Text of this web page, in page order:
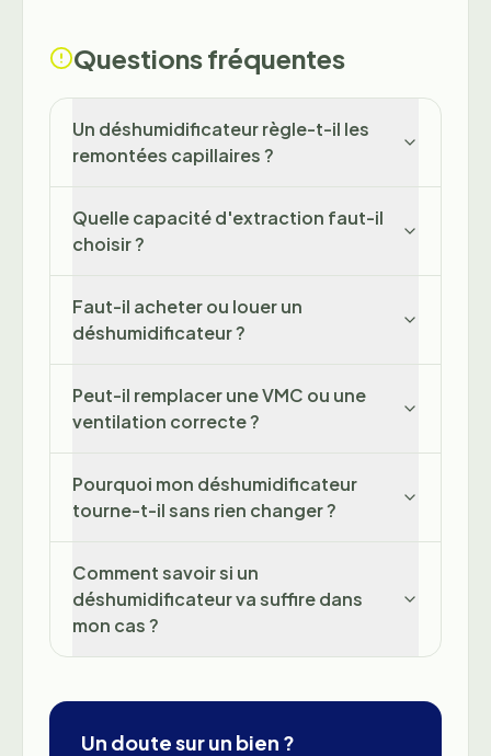
Questions fréquentes
Un déshumidificateur règle-t-il les
remontées capillaires ?
Quelle capacité d'extraction faut-il
choisir ?
Faut-il acheter ou louer un
déshumidificateur ?
Peut-il remplacer une VMC ou une
ventilation correcte ?
Pourquoi mon déshumidificateur
tourne-t-il sans rien changer ?
Comment savoir si un
déshumidificateur va suffire dans
mon cas ?
Un doute sur un bien ?